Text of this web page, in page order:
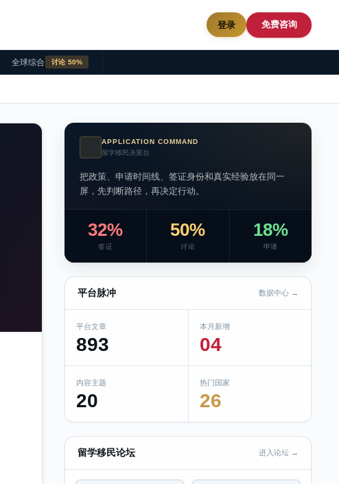
登录 免费咨询
全球综合 讨论 50%
APPLICATION COMMAND
留学移民决策台
把政策、申请时间线、签证身份和真实经验放在同一
屏，先判断路径，再决定行动。
32%
签证
50%
讨论
18%
申请
平台脉冲 数据中心 →
平台文章
893
本月新增
04
内容主题
20
热门国家
26
留学移民论坛 进入论坛 →